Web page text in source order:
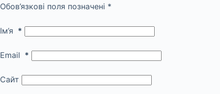
Обов’язкові поля позначені *
Ім’я *
Email *
Сайт